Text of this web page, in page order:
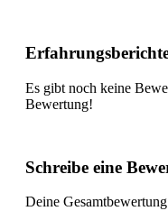
Es gibt noch keine
Bewertung!
Schreibe eine
Deine Gesamtbewertung